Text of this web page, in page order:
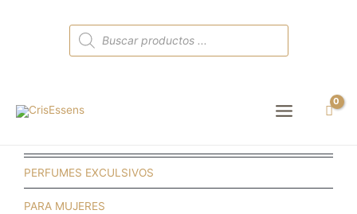
Búsqueda
de
productos
Main
Menu
PERFUMES EXCULSIVOS
PARA MUJERES